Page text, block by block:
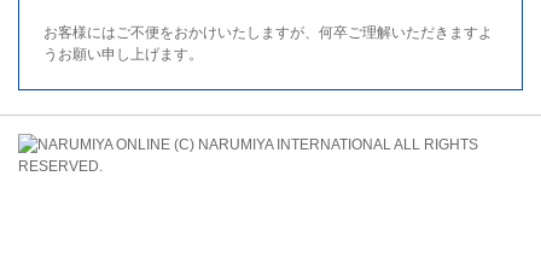
お客様にはご不便をおかけいたしますが、何卒ご理解いただきますよ
うお願い申し上げます。